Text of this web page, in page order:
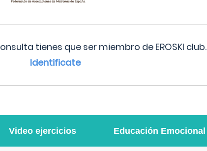
tienes que ser miembro de EROSKI club.
Identificate
Video ejercicios Educación Emocional